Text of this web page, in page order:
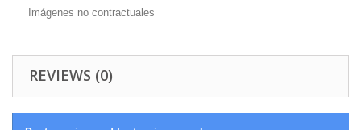
Imágenes no contractuales
REVIEWS (0)